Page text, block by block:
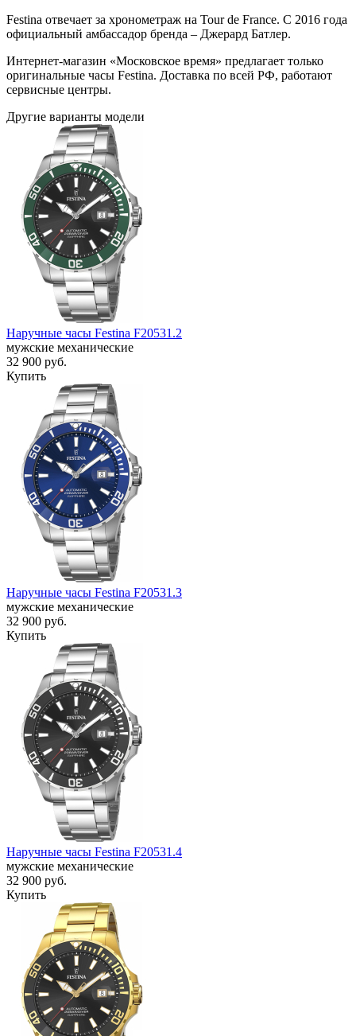
Festina отвечает за хронометраж на Tour de France. С 2016 года
официальный амбассадор бренда – Джерард Батлер.
Интернет-магазин «Московское время» предлагает только
оригинальные часы Festina. Доставка по всей РФ, работают
сервисные центры.
Другие варианты модели
Наручные часы Festina F20531.2
мужские механические
32 900 руб.
Купить
Наручные часы Festina F20531.3
мужские механические
32 900 руб.
Купить
Наручные часы Festina F20531.4
мужские механические
32 900 руб.
Купить